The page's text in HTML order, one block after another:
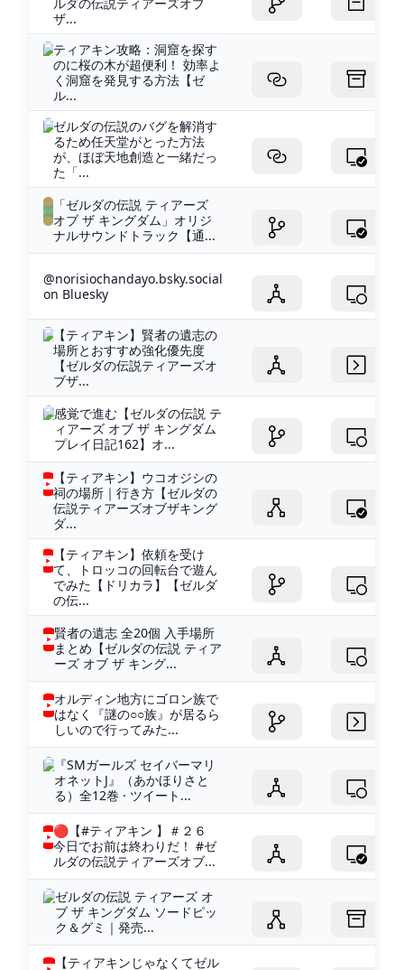
ザ...
ティアキン攻略：洞窟を探す
のに桜の木が超便利！ 効率よ
く洞窟を発見する方法【ゼ
ル...
ゼルダの伝説のバグを解消す
るため任天堂がとった方法
が、ほぼ天地創造と一緒だっ
た「...
「ゼルダの伝説 ティアーズ
オブ ザ キングダム」オリジ
ナルサウンドトラック【通...
@norisiochandayo.bsky.social
on Bluesky
【ティアキン】賢者の遺志の
場所とおすすめ強化優先度
【ゼルダの伝説ティアーズオ
ブザ...
感覚で進む【ゼルダの伝説 テ
ィアーズ オブ ザ キングダム
プレイ日記162】オ...
【ティアキン】ウコオジシの
祠の場所｜行き方【ゼルダの
伝説ティアーズオブザキング
ダ...
【ティアキン】依頼を受け
て、トロッコの回転台で遊ん
でみた【ドリカラ】【ゼルダ
の伝...
賢者の遺志 全20個 入手場所
まとめ【ゼルダの伝説 ティア
ーズ オブ ザ キング...
オルディン地方にゴロン族で
はなく『謎の○○族』が居るら
しいので行ってみた...
『SMガールズ セイバーマリ
オネットJ』（あかほりさと
る）全12巻 · ツイート...
🔴【#ティアキン 】＃２６
今日でお前は終わりだ！ #ゼ
ルダの伝説ティアーズオブ...
ゼルダの伝説 ティアーズ オ
ブ ザ キングダム ソードピッ
ク＆グミ｜発売...
【ティアキンじゃなくてゼル